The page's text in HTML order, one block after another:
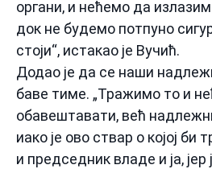
органи, и нећемо да
док не будемо потпуно
стоји“, истакао је Вучић.
Додао је да се наши
баве тиме. „Тражимо то и
обавештавати, већ
иако је ово ствар о којој би
и председник владе и ја, јер